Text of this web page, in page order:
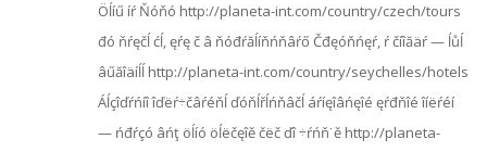
Öĺíű íŕ Ňóňó http://planeta-int.com/country/czech/tours
đó ňŕęčĺ ćĺ, ęŕę č â ňóđŕăĺíňńňâŕő Čđęóňńęŕ, ŕ číîăäŕ — ĺůĺ
âűăîäíĺĺ http://planeta-int.com/country/seychelles/hotels
Áĺçîďŕńíî îďëŕ÷čâŕéňĺ ďóňĺřĺńňâčĺ áŕíęîâńęîé ęŕđňîé îíëŕéí
— ńđŕçó âńţ öĺíó öĺëčęîě čëč ďî ÷ŕńň˙ě http://planeta-